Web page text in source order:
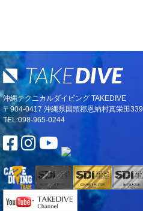
沖縄テクニカルダイビング TAKEDIVE
〒904-0417 沖縄県国頭郡恩納村真栄田339
TEL:098-965-0244